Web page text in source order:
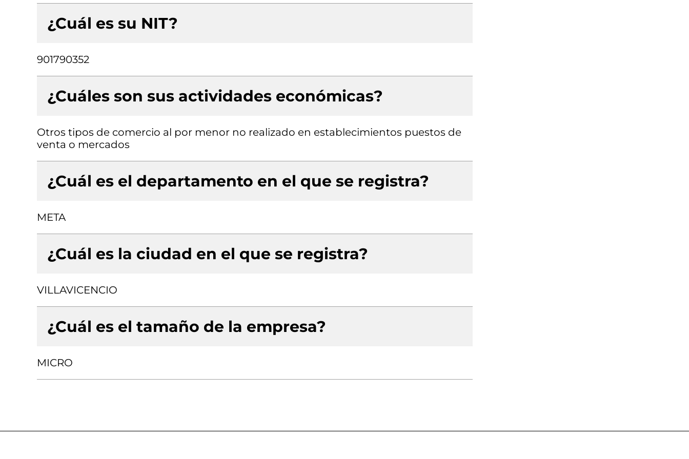
¿Cuál es su NIT?
901790352
¿Cuáles son sus actividades económicas?
Otros tipos de comercio al por menor no realizado en establecimientos puestos de
venta o mercados
¿Cuál es el departamento en el que se registra?
META
¿Cuál es la ciudad en el que se registra?
VILLAVICENCIO
¿Cuál es el tamaño de la empresa?
MICRO